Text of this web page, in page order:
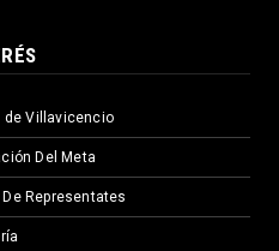
de Villavicencio
Del Meta
Representates